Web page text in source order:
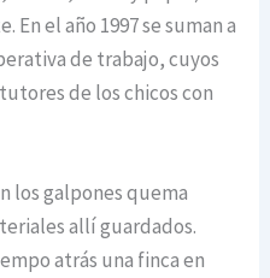
el año 1997 se suman a
de trabajo, cuyos
de los chicos con
los galpones quema
allí guardados.
atrás una finca en